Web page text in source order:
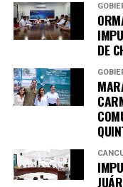
Únete al
Quinto
en tu
DE